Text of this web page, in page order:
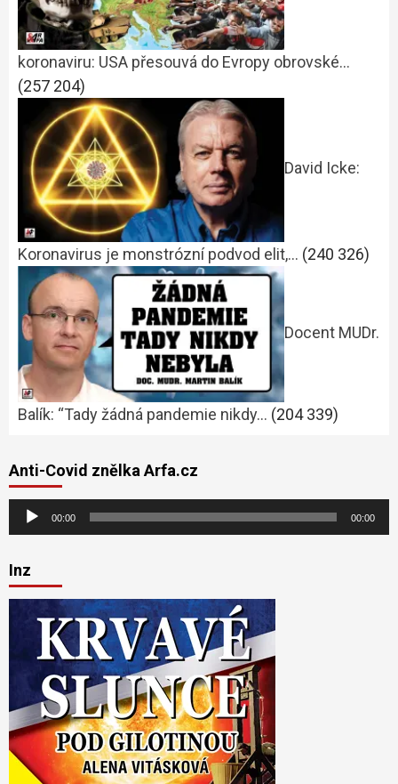
koronaviru: USA přesouvá do Evropy obrovské…
(257 204)
David Icke:
Koronavirus je monstrózní podvod elit,… (240 326)
Docent MUDr.
Balík: “Tady žádná pandemie nikdy… (204 339)
Anti-Covid znělka Arfa.cz
Audio
přehrávač
00:00 00:00
Inz